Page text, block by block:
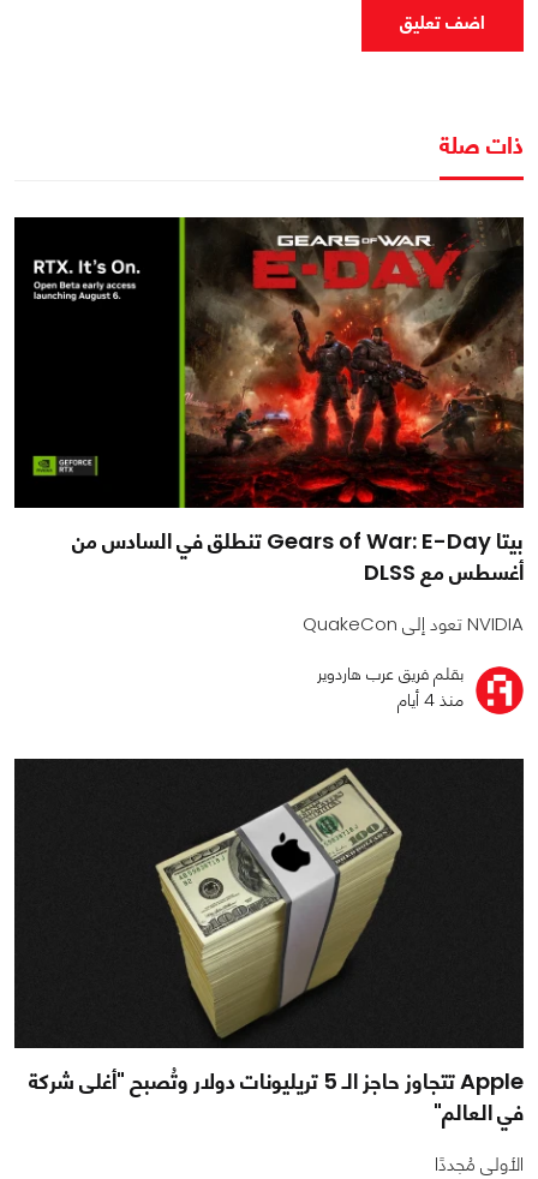
اضف تعليق
ذات صلة
بيتا Gears of War: E-Day تنطلق في السادس من
أغسطس مع DLSS
NVIDIA تعود إلى QuakeCon
بقلم فريق عرب هاردوير
منذ 4 أيام
Apple تتجاوز حاجز الـ 5 تريليونات دولار وتُصبح "أغلى شركة
في العالم"
الأولى مُجددًا